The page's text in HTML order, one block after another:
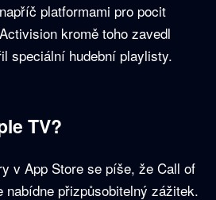
platformami pro pocit
kromě toho zavedl
speciální hudební playlisty.
TV?
v App Store se píše, že Call of
nabídne přizpůsobitelný zážitek.